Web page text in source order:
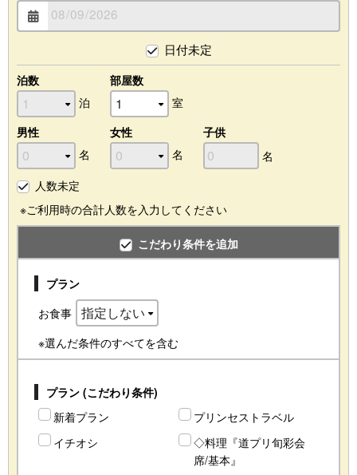
日付未定
泊数
泊
部屋数
室
男性
名
女性
名
子供
名
人数未定
※ご利用時の合計人数を入力してください
こだわり条件を追加
プラン
お食事
※選んだ条件のすべてを含む
プラン (こだわり条件)
新着プラン
プリンセストラベル
イチオシ
◇料理『道プリ旬彩会
席/基本』